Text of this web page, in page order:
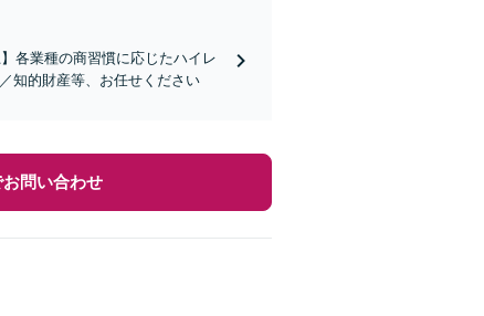
各業種の商習慣に応じたハイレ
知的財産等、お任せください
お問い合わせ